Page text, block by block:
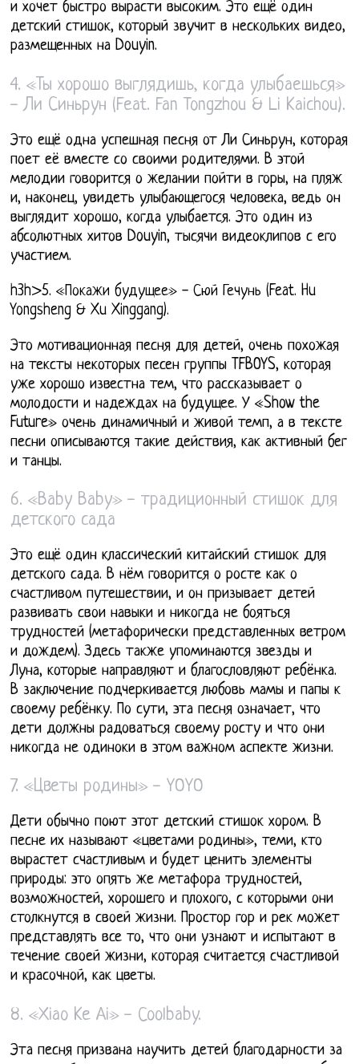
и хочет быстро вырасти высоким. Это ещё один
детский стишок, который звучит в нескольких видео,
размещенных на Douyin.
4. «Ты хорошо выглядишь, когда улыбаешься»
- Ли Синьрун (Feat. Fan Tongzhou & Li Kaichou).
Это ещё одна успешная песня от Ли Синьрун, которая
поет её вместе со своими родителями. В этой
мелодии говорится о желании пойти в горы, на пляж
и, наконец, увидеть улыбающегося человека, ведь он
выглядит хорошо, когда улыбается. Это один из
абсолютных хитов Douyin, тысячи видеоклипов с его
участием.
h3h>5. «Покажи будущее» - Сюй Гечунь (Feat. Hu
Yongsheng & Xu Xinggang).
Это мотивационная песня для детей, очень похожая
на тексты некоторых песен группы TFBOYS, которая
уже хорошо известна тем, что рассказывает о
молодости и надеждах на будущее. У «Show the
Future» очень динамичный и живой темп, а в тексте
песни описываются такие действия, как активный бег
и танцы.
6. «Baby Baby» - традиционный стишок для
детского сада
Это ещё один классический китайский стишок для
детского сада. В нём говорится о росте как о
счастливом путешествии, и он призывает детей
развивать свои навыки и никогда не бояться
трудностей (метафорически представленных ветром
и дождем). Здесь также упоминаются звезды и
Луна, которые направляют и благословляют ребёнка.
В заключение подчеркивается любовь мамы и папы к
своему ребёнку. По сути, эта песня означает, что
дети должны радоваться своему росту и что они
никогда не одиноки в этом важном аспекте жизни.
7. «Цветы родины» - YOYO
Дети обычно поют этот детский стишок хором. В
песне их называют «цветами родины», теми, кто
вырастет счастливым и будет ценить элементы
природы: это опять же метафора трудностей,
возможностей, хорошего и плохого, с которыми они
столкнутся в своей жизни. Простор гор и рек может
представлять все то, что они узнают и испытают в
течение своей жизни, которая считается счастливой
и красочной, как цветы.
8. «Xiao Ke Ai» - Coolbaby.
Эта песня призвана научить детей благодарности за